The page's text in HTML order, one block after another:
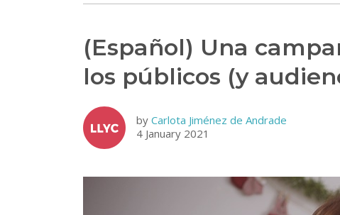
(Español) Una
los públicos (y
by Carlota Jiménez de Andrade
4 January 2021